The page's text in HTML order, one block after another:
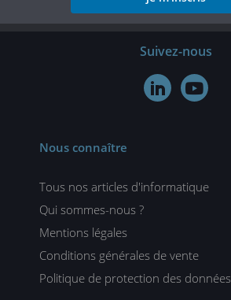
Suivez-nous
 
Nous connaître
Tous nos articles d'informatique
Qui sommes-nous ?
Mentions légales
Conditions générales de vente
Politique de protection des données